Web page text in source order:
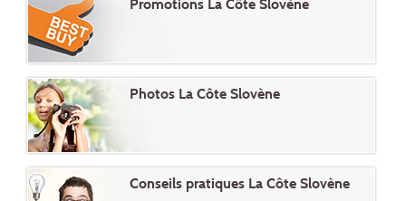
Promotions La Côte Slovène
Photos La Côte Slovène
Conseils pratiques La Côte Slovène